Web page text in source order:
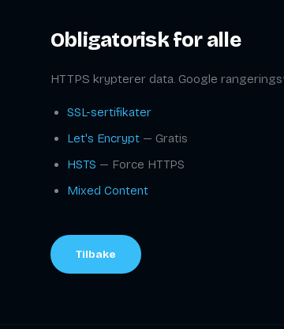
Obligatorisk for alle
HTTPS krypterer data. Google
SSL-sertifikater
Let's Encrypt— Gratis
HSTS — Force HTTPS
Mixed Content
Tilbake